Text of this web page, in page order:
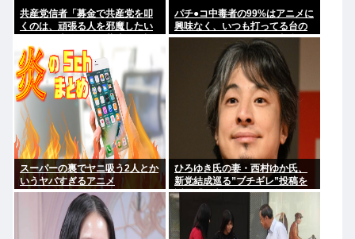
共産党信者「募金で共産党を叩
くのは、頑張る人を邪魔したい
のせい」
パチ●コ中毒者の99%はアニメに
興味なく、いつも打ってる台の
原作も知らないという不都合な
スーパーの裏でヤニ吸う2人とか
いうヤバすぎるアニメ
ひろゆき氏の妻・西村ゆか氏、
新党結成巡る”ブチギレ”投稿を
謝罪「配慮に欠けた行動でし
た」 夫婦で投稿